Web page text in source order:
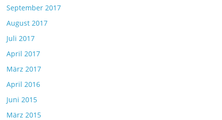
September 2017
August 2017
Juli 2017
April 2017
März 2017
April 2016
Juni 2015
März 2015